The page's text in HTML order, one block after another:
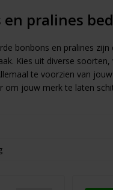
en pralines
bonbons en pralines
Kies uit diverse soorten,
te voorzien van
om jouw merk te laten